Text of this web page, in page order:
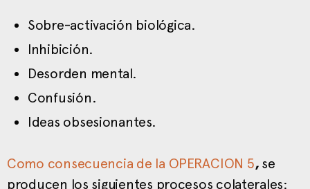
Sobre-activación biológica.
Inhibición.
Desorden mental.
Confusión.
Ideas obsesionantes.
Como consecuencia de la OPERACION 5,se
producen los siguientes procesos colaterales: